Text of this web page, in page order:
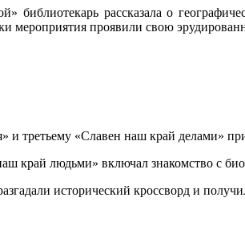
рассказала о
мероприятия проявили свою
и третьему «Славен наш край делами»
край людьми» включал знакомство с
исторический кроссворд и